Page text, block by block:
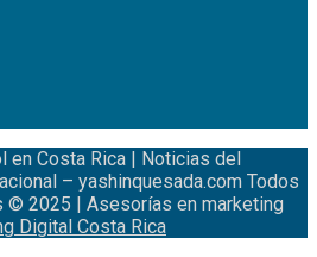
en Costa Rica | Noticias del
– yashinquesada.com Todos
© 2025 | Asesorías en marketing
Digital Costa Rica